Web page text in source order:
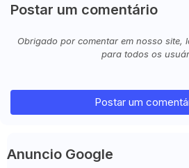
Postar um comentário
Obrigado por comentar em nosso site,
para todos os
Postar um
Anuncio Google